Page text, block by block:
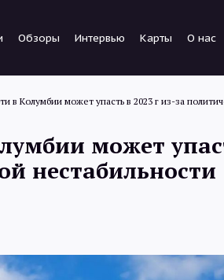
Обзоры Интервью Карты О нас
в Колумбии может упасть в 2023 г из-за
может
нестабильности